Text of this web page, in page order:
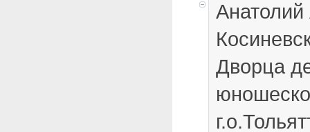
Анатолий
Дворца